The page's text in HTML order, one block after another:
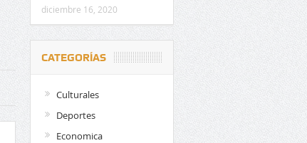
diciembre 16, 2020
CATEGORÍAS
Culturales
Deportes
Economica